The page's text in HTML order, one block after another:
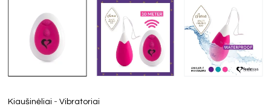
Kiaušinėliai -Vibratoriai